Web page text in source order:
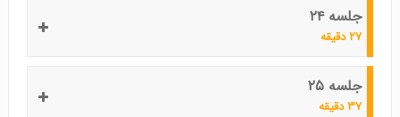
جلسه ۲۴
۲۷ دقیقه
جلسه ۲۵
۳۷ دقیقه